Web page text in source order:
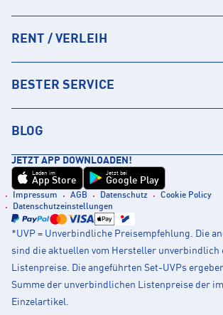
RENT / VERLEIH
BESTER SERVICE
BLOG
JETZT APP DOWNLOADEN!
Laden im
App Store
Jetzt bei
Google Play
Impressum AGB Datenschutz
Cookie Policy
Datenschutzeinstellungen
*UVP = Unverbindliche Preisempfehlung. Die
sind die aktuellen vom Hersteller unverbindlich
Listenpreise. Die angeführten Set-UVPs
Summe der unverbindlichen Listenpreise der
Einzelartikel.